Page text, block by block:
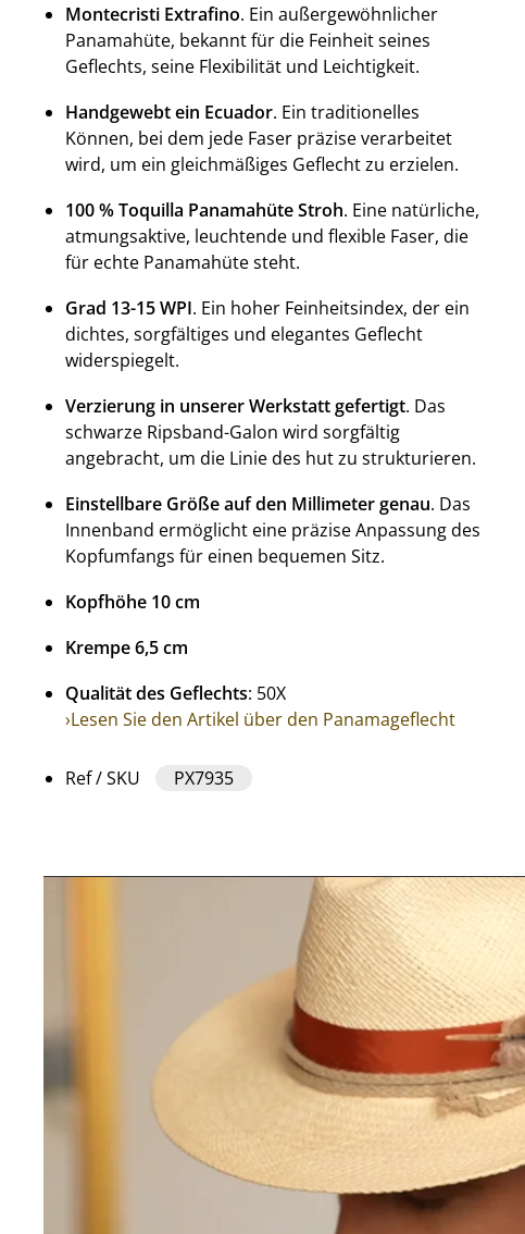
Montecristi Extrafino. Ein außergewöhnlicher
Panamahüte, bekannt für die Feinheit seines
Geflechts, seine Flexibilität und Leichtigkeit.
Handgewebt ein Ecuador. Ein traditionelles
Können, bei dem jede Faser präzise verarbeitet
wird, um ein gleichmäßiges Geflecht zu erzielen.
100 % Toquilla Panamahüte Stroh. Eine natürliche,
atmungsaktive, leuchtende und flexible Faser, die
für echte Panamahüte steht.
Grad 13-15 WPI. Ein hoher Feinheitsindex, der ein
dichtes, sorgfältiges und elegantes Geflecht
widerspiegelt.
Verzierung in unserer Werkstatt gefertigt. Das
schwarze Ripsband-Galon wird sorgfältig
angebracht, um die Linie des hut zu strukturieren.
Einstellbare Größe auf den Millimeter genau. Das
Innenband ermöglicht eine präzise Anpassung des
Kopfumfangs für einen bequemen Sitz.
Kopfhöhe 10 cm
Krempe 6,5 cm
Qualität des Geflechts: 50X
›Lesen Sie den Artikel über den Panamageflecht
Ref / SKU PX7935